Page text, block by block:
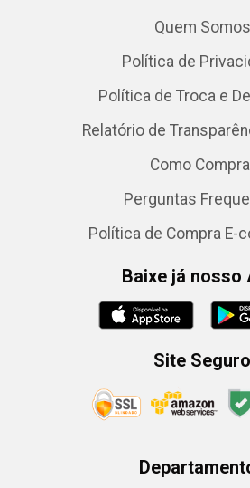
Quem Somos
Política de
Política de Troca e
Relatório de
Como
Perguntas
Política de Compra E-
Baixe já nosso
Site Seguro